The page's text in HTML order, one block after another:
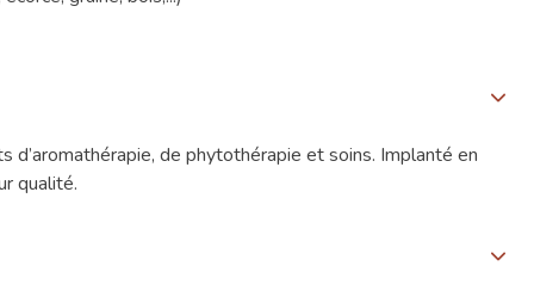
de phytothérapie et soins. Implanté en
qualité.